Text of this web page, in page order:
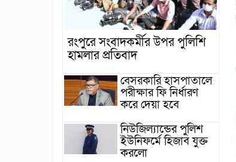
রংপুরে সংবাদকর্মীর উপর পুলিশি
হামলার প্রতিবাদ
বেসরকারি হাসপাতালে
পরীক্ষার ফি নির্ধারণ
করে দেয়া হবে
নিউজিল্যান্ডের পুলিশ
ইউনিফর্মে হিজাব যুক্ত
করলো